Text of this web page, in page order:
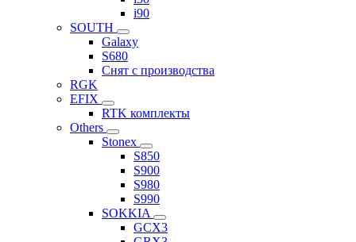
i90
SOUTH
Galaxy
S680
Снят с производства
RGK
EFIX
RTK комплекты
Others
Stonex
S850
S900
S980
S990
SOKKIA
GCX3